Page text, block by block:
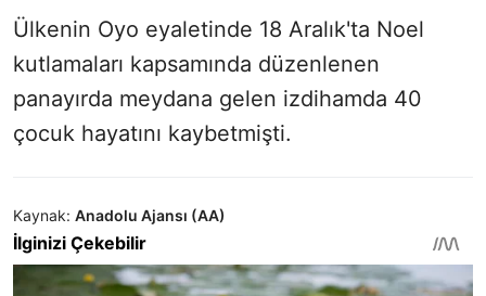
Ülkenin Oyo eyaletinde 18 Aralık'ta Noel
kutlamaları kapsamında düzenlenen
panayırda meydana gelen izdihamda 40
çocuk hayatını kaybetmişti.
Kaynak: Anadolu Ajansı (AA)